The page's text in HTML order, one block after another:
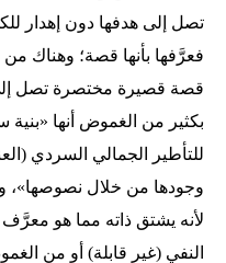
تصل إلى هدفها دون إهدار
فعرَّفها بأنها قصة؛ وهناك من
قصة قصيرة مختصرة تصل
بكثير من الغموض أنها «بنية
للتأطير الجمالي السردي
وجودها من خلال نصوصها»،
لأنه يشتق ذاته مما هو
النفي (غير قابلة) أو من